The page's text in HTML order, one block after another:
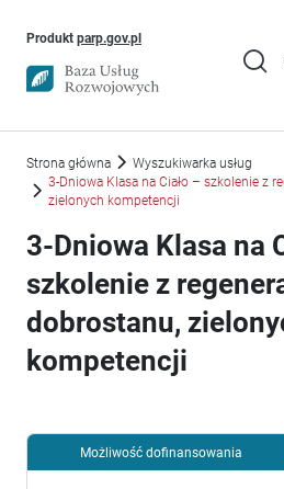
Produkt parp.gov.plUwaga, link otworzy się
Strona główna
Wyszukiwarka usług
3-Dniowa Klasa na Ciało – szkolenie z
zielonych kompetencji
3-Dniowa Klasa na
szkolenie z
dobrostanu,
kompetencji
Możliwość dofinansowania